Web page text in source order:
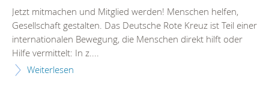
Jetzt mitmachen und Mitglied werden! Menschen helfen,
Gesellschaft gestalten. Das Deutsche Rote Kreuz ist Teil einer
internationalen Bewegung, die Menschen direkt hilft oder
Hilfe vermittelt: In z....
Weiterlesen